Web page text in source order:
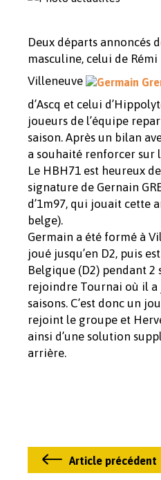
Deux départs annoncés
masculine, celui de
Villeneuve
d’Ascq et celui
joueurs de l’équipe
saison. Après un bilan
a souhaité renforcer sur
Le HBH71 est heureux
signature de Gernain
d’1m97, qui jouait cette
belge).
Germain a été formé à
joué jusqu’en D2, puis
Belgique (D2) pendant 2
rejoindre Tournai où il a
saisons. C’est donc un
rejoint le groupe et
ainsi d’une solution
arrière.
Article précédent